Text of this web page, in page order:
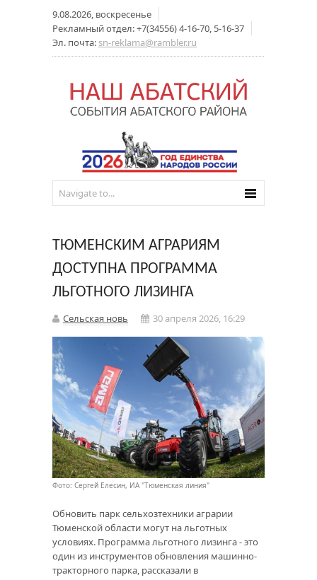
9.08.2026, воскресенье
Рекламный отдел: +7(34556) 4-16-70, 5-16-37
Эл. почта: sn-reklama@rambler.ru
ТЮМЕНСКИМ АГРАРИЯМ
ДОСТУПНА ПРОГРАММА
ЛЬГОТНОГО ЛИЗИНГА
Сельская новь 30 апреля 2026, 16:29
Фото: Сергей Елесин, ИА "Тюменская линия"
Обновить парк сельхозтехники аграрии
Тюменской области могут на льготных
условиях. Программа льготного лизинга - это
один из инструментов обновления машинно-
тракторного парка, рассказали в